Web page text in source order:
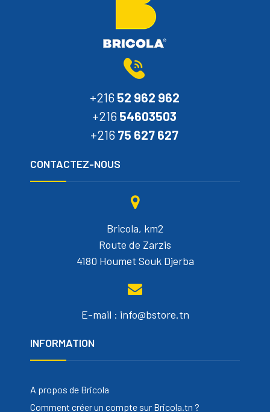
+216 52 962 962
+216 54603503
+216 75 627 627
CONTACTEZ-NOUS
Bricola, km2
Route de Zarzis
4180 Houmet Souk Djerba
E-mail : info@bstore.tn
INFORMATION
A propos de Bricola
Comment créer un compte sur Bricola.tn ?